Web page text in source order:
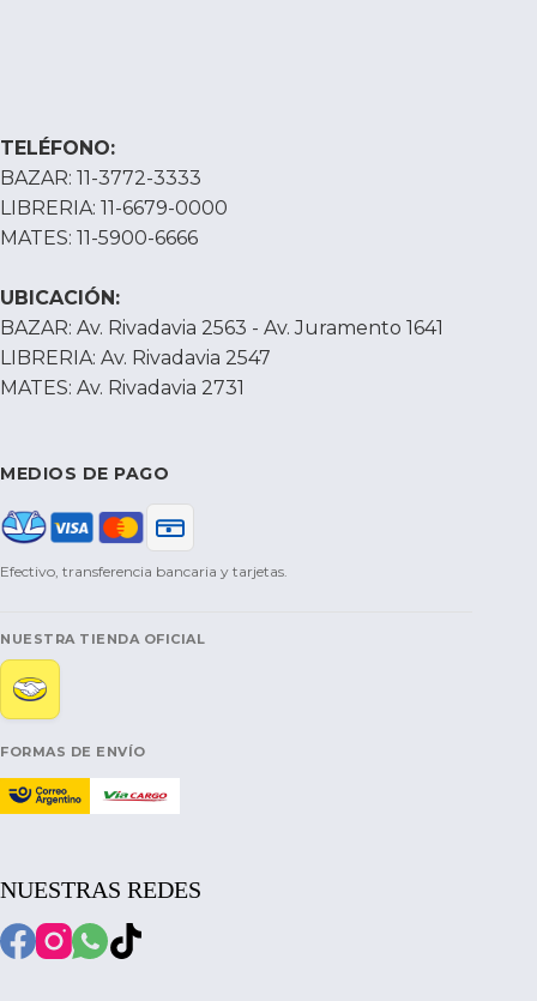
TELÉFONO:
BAZAR: 11-3772-3333
LIBRERIA: 11-6679-0000
MATES: 11-5900-6666
UBICACIÓN:
BAZAR: Av. Rivadavia 2563 - Av. Juramento 1641
LIBRERIA: Av. Rivadavia 2547
MATES: Av. Rivadavia 2731
MEDIOS DE PAGO
Efectivo, transferencia bancaria y tarjetas.
NUESTRA TIENDA OFICIAL
FORMAS DE ENVÍO
NUESTRAS REDES